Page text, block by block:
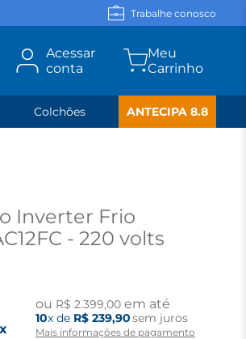
Trabalhe conosco
Acessar
conta
Colchões ANTECIPA 8.8
Inverter Frio
- 220 volts
ou R$ 2.399,00em até
10x de R$ 239,90sem juros
Mais informações de pagamento